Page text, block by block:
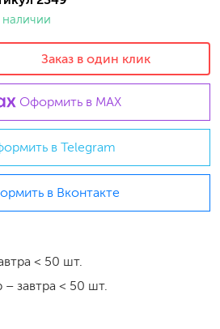
наличии
Заказ в один клик
Оформить в MAX
в Telegram
в Вконтакте
< 50 шт.
– завтра < 50 шт.